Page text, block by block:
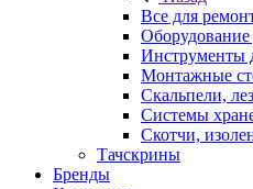
Инструменты
Монтажные
Скальпели,
Системы
Скотчи,
Тачскрины
Компания